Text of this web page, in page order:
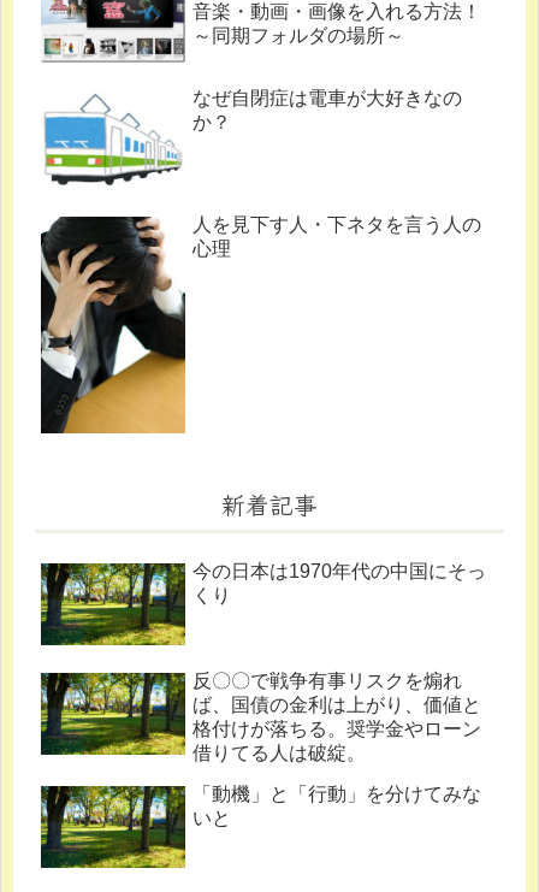
音楽・動画・画像を入れる方法！
～同期フォルダの場所～
なぜ自閉症は電車が大好きなの
か？
人を見下す人・下ネタを言う人の
心理
新着記事
今の日本は1970年代の中国にそっ
くり
反〇〇で戦争有事リスクを煽れ
ば、国債の金利は上がり、価値と
格付けが落ちる。奨学金やローン
借りてる人は破綻。
「動機」と「行動」を分けてみな
いと